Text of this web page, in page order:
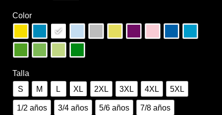
Términos y condiciones de venta
Vinilos
Color
Talla
S
M L XL 2XL 3XL 4XL 5XL
1/2 años 3/4 años 5/6 años 7/8 años